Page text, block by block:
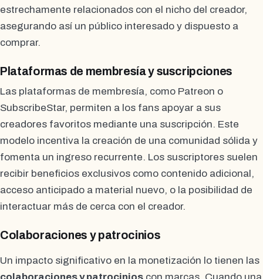
estrechamente relacionados con el nicho del creador,
asegurando así un público interesado y dispuesto a
comprar.
Plataformas de membresía y suscripciones
Las plataformas de membresía, como Patreon o
SubscribeStar, permiten a los fans apoyar a sus
creadores favoritos mediante una suscripción. Este
modelo incentiva la creación de una comunidad sólida y
fomenta un ingreso recurrente. Los suscriptores suelen
recibir beneficios exclusivos como contenido adicional,
acceso anticipado a material nuevo, o la posibilidad de
interactuar más de cerca con el creador.
Colaboraciones y patrocinios
Un impacto significativo en la monetización lo tienen las